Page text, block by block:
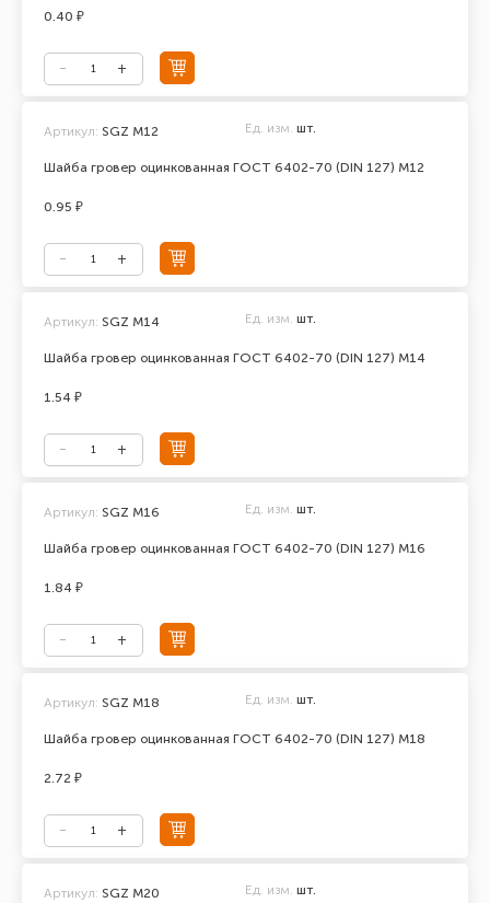
0.40 ₽
Шайба гровер оцинкованная ГОСТ 6402-70 (DIN 127) М12
Артикул: SGZ М12 Ед. изм. шт.
0.95 ₽
Шайба гровер оцинкованная ГОСТ 6402-70 (DIN 127) М14
Артикул: SGZ М14 Ед. изм. шт.
1.54 ₽
Шайба гровер оцинкованная ГОСТ 6402-70 (DIN 127) М16
Артикул: SGZ М16 Ед. изм. шт.
1.84 ₽
Шайба гровер оцинкованная ГОСТ 6402-70 (DIN 127) М18
Артикул: SGZ M18 Ед. изм. шт.
2.72 ₽
Артикул: SGZ M20 Ед. изм. шт.